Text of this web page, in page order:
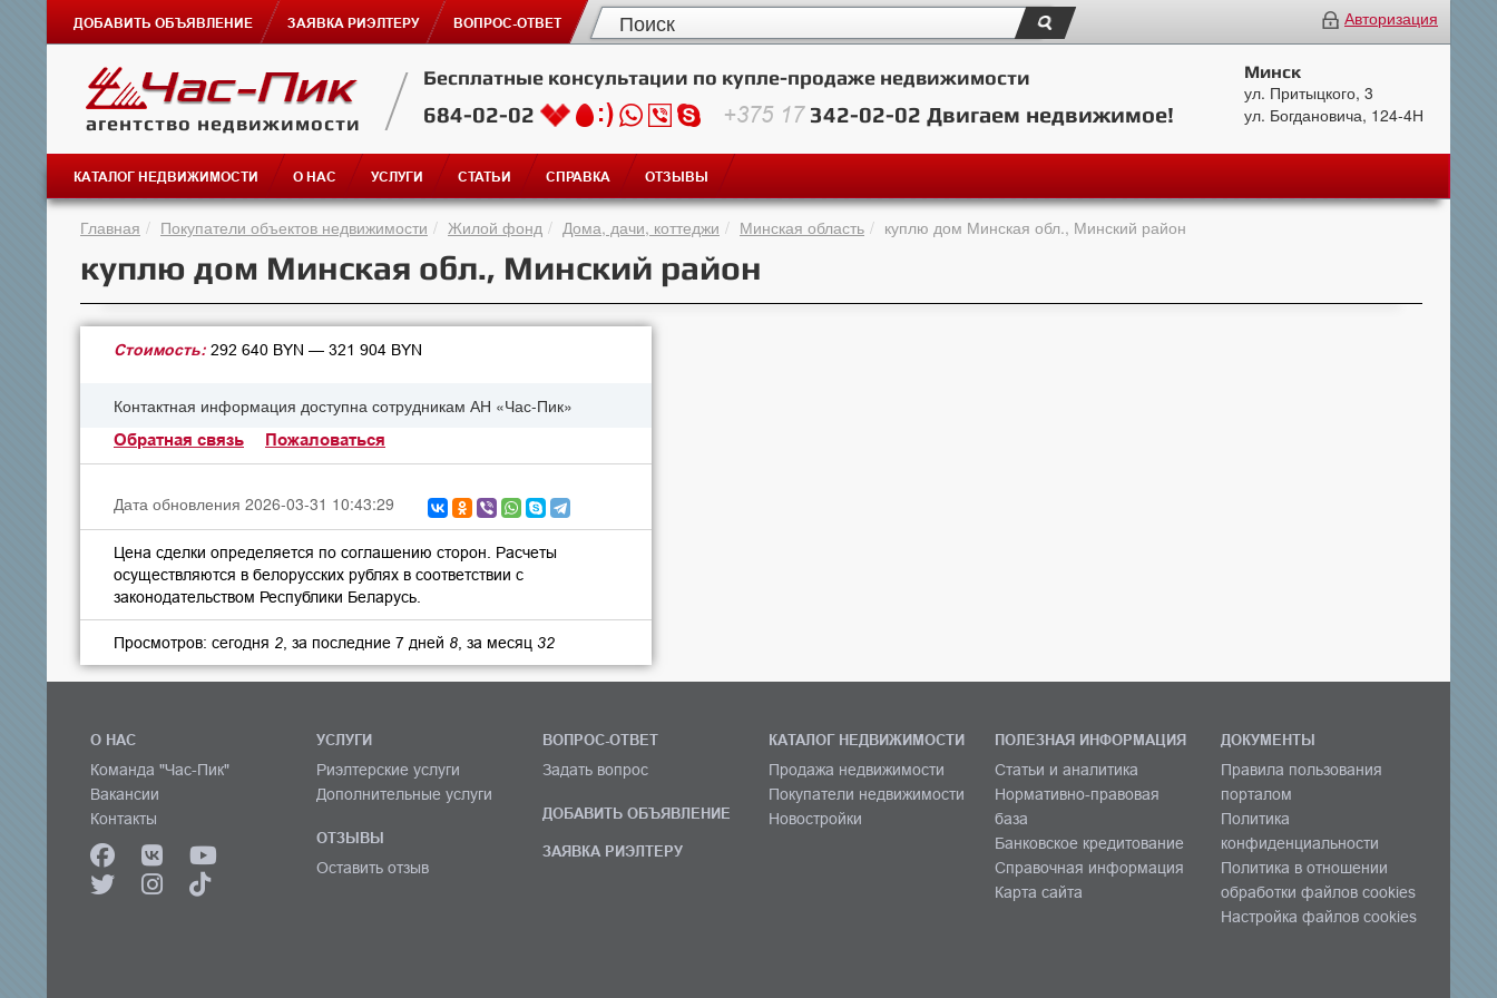
ДОБАВИТЬ ОБЪЯВЛЕНИЕ ЗАЯВКА РИЭЛТЕРУ ВОПРОС-ОТВЕТ Авторизация
агентство недвижимости
Бесплатные консультации по купле-продаже недвижимости
684-02-02 +375 17342-02-02 Двигаем недвижимое!
Минск
ул. Притыцкого, 3
ул. Богдановича, 124-4Н
КАТАЛОГ НЕДВИЖИМОСТИ О НАС УСЛУГИ СТАТЬИ СПРАВКА ОТЗЫВЫ
Главная Покупатели объектов недвижимости Жилой фонд Дома, дачи, коттеджи Минская область куплю дом Минская обл., Минский район
куплю дом Минская обл., Минский район
Стоимость: 292 640 BYN — 321 904 BYN
Контактная информация доступна сотрудникам АН «Час-Пик»
Обратная связь Пожаловаться
Дата обновления 2026-03-31 10:43:29
Цена сделки определяется по соглашению сторон. Расчеты
осуществляются в белорусских рублях в соответствии с
законодательством Республики Беларусь.
Просмотров: сегодня 2 , за последние 7 дней 8 , за месяц 32
О НАС
Команда "Час-Пик"
Вакансии
Контакты
УСЛУГИ
Риэлтерские услуги
Дополнительные услуги
ОТЗЫВЫ
Оставить отзыв
ВОПРОС-ОТВЕТ
Задать вопрос
ДОБАВИТЬ ОБЪЯВЛЕНИЕ
ЗАЯВКА РИЭЛТЕРУ
КАТАЛОГ НЕДВИЖИМОСТИ
Продажа недвижимости
Покупатели недвижимости
Новостройки
ПОЛЕЗНАЯ ИНФОРМАЦИЯ
Статьи и аналитика
Нормативно-правовая
база
Банковское кредитование
Справочная информация
Карта сайта
ДОКУМЕНТЫ
Правила пользования
порталом
Политика
конфиденциальности
Политика в отношении
обработки файлов cookies
Настройка файлов cookies